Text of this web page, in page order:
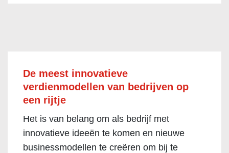
De meest innovatieve
verdienmodellen van bedrijven op
een rijtje
Het is van belang om als bedrijf met
innovatieve ideeën te komen en nieuwe
businessmodellen te creëren om bij te